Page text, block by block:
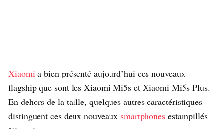
Xiaomi a bien présenté aujourd’hui ces nouveaux
flagship que sont les Xiaomi Mi5s et Xiaomi Mi5s Plus.
En dehors de la taille, quelques autres caractéristiques
distinguent ces deux nouveaux smartphones estampillés